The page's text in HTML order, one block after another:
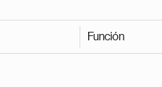
Función